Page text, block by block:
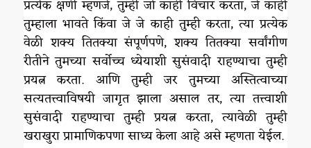
प्रत्येक क्षणी म्हणजे, तुम्ही जो काही विचार करता, जे काही
तुम्हाला भावते किंवा जे जे काही तुम्ही करता, त्या प्रत्येक
वेळी शक्य तितक्या संपूर्णपणे, शक्य तितक्या सर्वांगीण
रीतीने तुमच्या सर्वोच्च ध्येयाशी सुसंवादी राहण्याचा तुम्ही
प्रयत्न करता. आणि तुम्ही जर तुमच्या अस्तित्वाच्या
सत्यतत्त्वाविषयी जागृत झाला असाल तर, त्या तत्त्वाशी
सुसंवादी राहण्याचा तुम्ही प्रयत्न करता, त्यावेळी तुम्ही
खराखुरा प्रामाणिकपणा साध्य केला आहे असे म्हणता येईल.